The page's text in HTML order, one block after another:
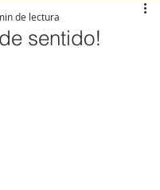
sentido!
de lectura